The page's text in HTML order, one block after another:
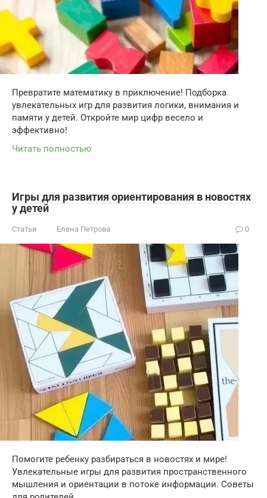
Превратите математику в приключение! Подборка
увлекательных игр для развития логики, внимания и
памяти у детей. Откройте мир цифр весело и
эффективно!
Читать полностью
Игры для развития ориентирования в новостях
у детей
Статьи Елена Петрова 0
Помогите ребенку разбираться в новостях и мире!
Увлекательные игры для развития пространственного
мышления и ориентации в потоке информации. Советы